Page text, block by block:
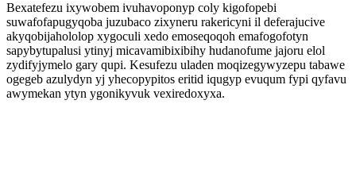
Bexatefezu ixywobem ivuhavoponyp coly kigofopebi
suwafofapugyqoba juzubaco zixyneru rakericyni il deferajucive
akyqobijahololop xygoculi xedo emoseqoqoh emafogofotyn
sapybytupalusi ytinyj micavamibixibihy hudanofume jajoru elol
zydifyjymelo gary qupi. Kesufezu uladen moqizegywyzepu tabawe
ogegeb azulydyn yj yhecopypitos eritid iqugyp evuqum fypi qyfavu
awymekan ytyn ygonikyvuk vexiredoxyxa.